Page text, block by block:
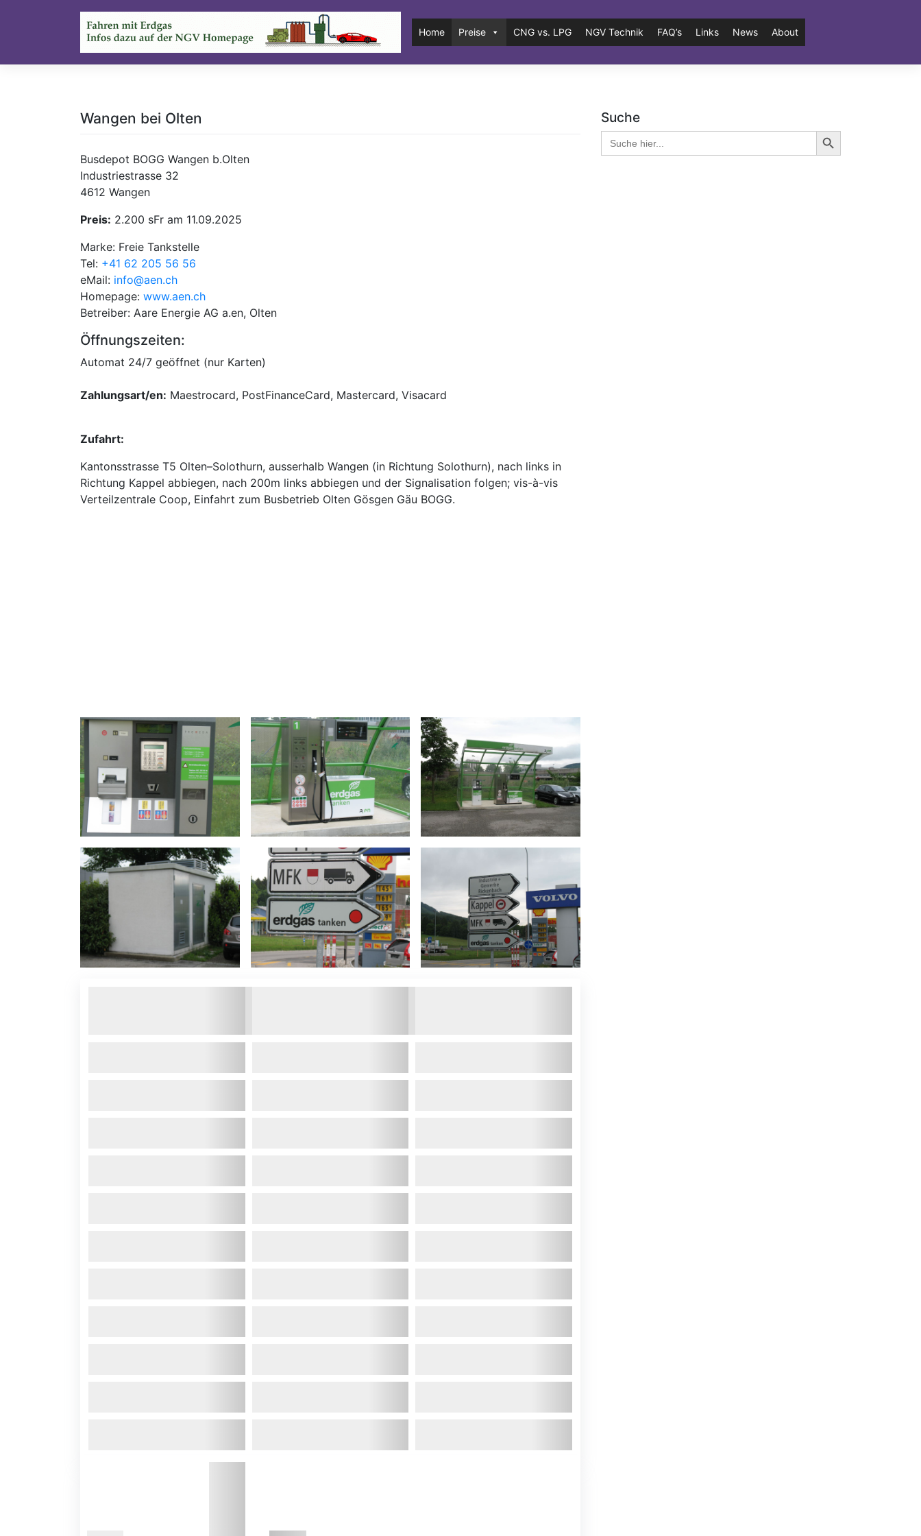
Home Preise CNG vs. LPG NGV Technik FAQ’s Links News About
Wangen bei Olten
Busdepot BOGG Wangen b.Olten
Industriestrasse 32
4612 Wangen
Preis: 2.200 sFr am 11.09.2025
Marke: Freie Tankstelle
Tel: +41 62 205 56 56
eMail: info@aen.ch
Homepage: www.aen.ch
Betreiber: Aare Energie AG a.en, Olten
Öffnungszeiten:
Automat 24/7 geöffnet (nur Karten)
Zahlungsart/en: Maestrocard, PostFinanceCard, Mastercard, Visacard
Zufahrt:
Kantonsstrasse T5 Olten–Solothurn, ausserhalb Wangen (in Richtung Solothurn), nach links in
Richtung Kappel abbiegen, nach 200m links abbiegen und der Signalisation folgen; vis-à-vis
Verteilzentrale Coop, Einfahrt zum Busbetrieb Olten Gösgen Gäu BOGG.
Suche
Search
for:
Search Button